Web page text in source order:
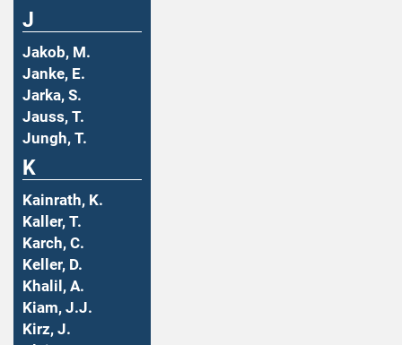
J
Jakob, M.
Janke, E.
Jarka, S.
Jauss, T.
Jungh, T.
K
Kainrath, K.
Kaller, T.
Karch, C.
Keller, D.
Khalil, A.
Kiam, J.J.
Kirz, J.